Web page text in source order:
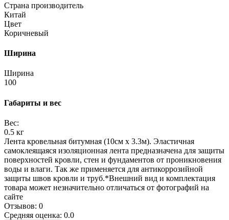
Страна производитель
Китай
Цвет
Коричневый
Ширина
Ширина
100
Габариты и вес
Вес:
0.5 кг
Лента кровельная битумная (10см x 3.3м). Эластичная
самоклеящаяся изоляционная лента предназначена для защиты
поверхностей кровли, стен и фундаментов от проникновения
воды и влаги. Так же применяется для антикоррозийной
защиты швов кровли и труб.*Внешний вид и комплектация
товара может незначительно отличаться от фотографий на
сайте
Отзывов: 0
Средняя оценка: 0.0